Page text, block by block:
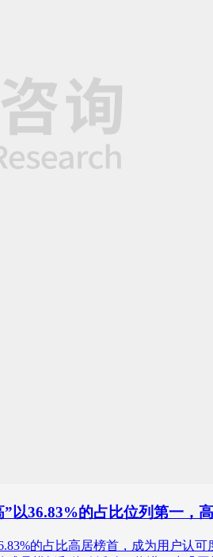
36.83%的占比位列第一，
的占比高居榜首，成为用户认